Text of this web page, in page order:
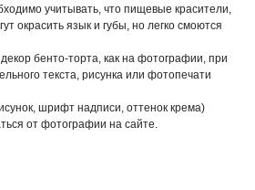
учитывать, что пищевые красители,
окрасить язык и губы, но легко смоются
бенто-торта, как на фотографии, при
текста, рисунка или фотопечати
шрифт надписи, оттенок крема)
от фотографии на сайте.